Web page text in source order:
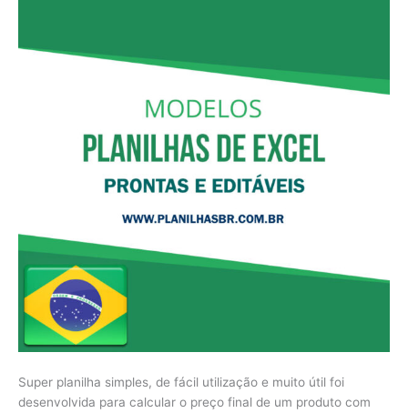
Super planilha simples, de fácil utilização e muito útil foi
desenvolvida para calcular o preço final de um produto com